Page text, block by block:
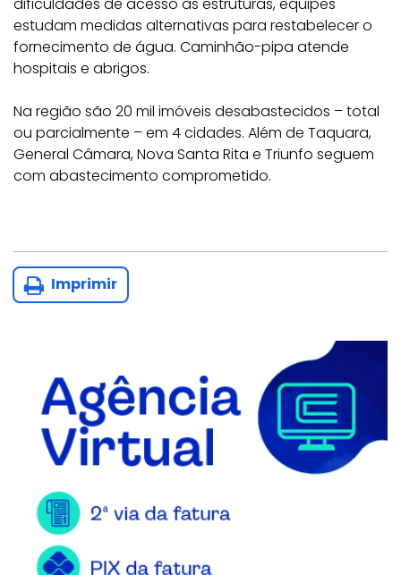
estudam medidas alternativas para restabelecer o
fornecimento de água. Caminhão-pipa atende
hospitais e abrigos.
Na região são 20 mil imóveis desabastecidos – total
ou parcialmente – em 4 cidades. Além de Taquara,
General Câmara, Nova Santa Rita e Triunfo seguem
com abastecimento comprometido.
Imprimir